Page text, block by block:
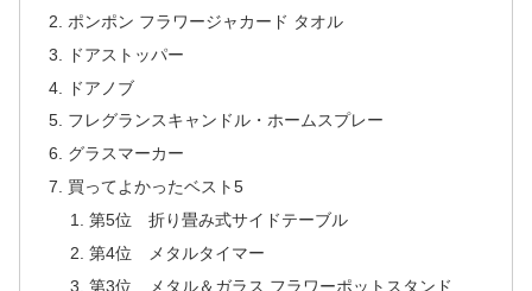
ポンポン フラワージャカード タオル
ドアストッパー
ドアノブ
フレグランスキャンドル・ホームスプレー
グラスマーカー
買ってよかったベスト5
第5位 折り畳み式サイドテーブル
第4位 メタルタイマー
第3位 メタル＆ガラス フラワーポットスタンド